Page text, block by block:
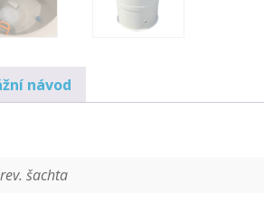
návod
šachta